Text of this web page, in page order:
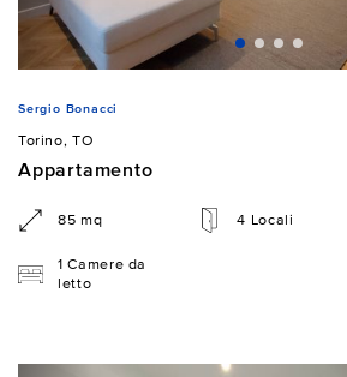
Sergio Bonacci
Torino, TO
Appartamento
85 mq 4 Locali
1 Camere da
letto